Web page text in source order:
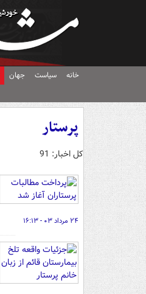
خانه سیاست جهان
پرستار
کل اخبار: 91
۲۴ مرداد ۰۳ - ۱۶:۱۳